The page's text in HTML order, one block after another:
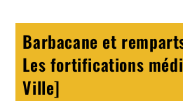
Barbacane et
Les fortifications
Ville]